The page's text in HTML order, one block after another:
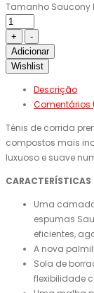
Tamanho Saucony
Adicionar
Wishlist
Descrição
Comentários
Ténis de corrida
compostos mais
luxuoso e suave
CARACTERÍSTICAS
Uma camada
espumas
eficientes,
A nova
Sola de
flexibilidade